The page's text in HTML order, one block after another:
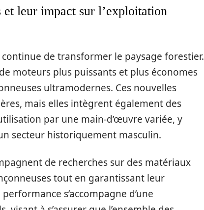
leur impact sur l’exploitation
de transformer le paysage forestier.
moteurs plus puissants et plus économes
ultramodernes. Ces nouvelles
mais elles intègrent également des
par une main-d’œuvre variée, y
secteur historiquement masculin.
de recherches sur des matériaux
tout en garantissant leur
s’accompagne d’une